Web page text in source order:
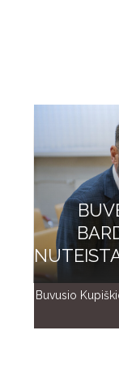
Buvusio